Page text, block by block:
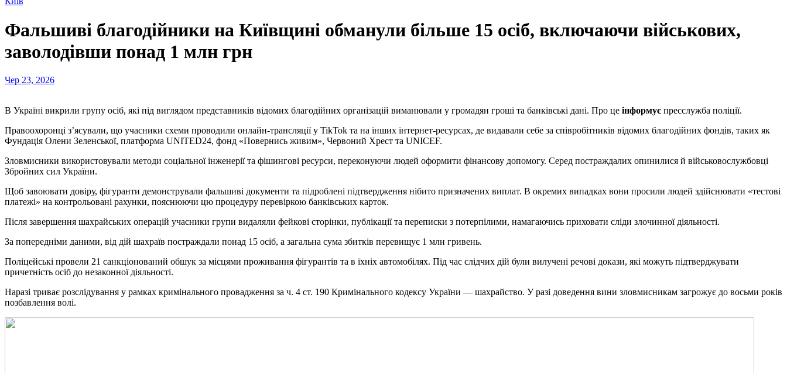
Фальшиві благодійники на Київщині обманули більше 15 осіб, включаючи військових,
заволодівши понад 1 млн грн
Чер 23, 2026
В Україні викрили групу осіб, які під виглядом представників відомих благодійних організацій виманювали у громадян гроші та банківські дані. Про це інформує пресслужба поліції.
Правоохоронці з’ясували, що учасники схеми проводили онлайн-трансляції у TikTok та на інших інтернет-ресурсах, де видавали себе за співробітників відомих благодійних фондів, таких як
Фундація Олени Зеленської, платформа UNITED24, фонд «Повернись живим», Червоний Хрест та UNICEF.
Зловмисники використовували методи соціальної інженерії та фішингові ресурси, переконуючи людей оформити фінансову допомогу. Серед постраждалих опинилися й військовослужбовці
Збройних сил України.
Щоб завоювати довіру, фігуранти демонстрували фальшиві документи та підроблені підтвердження нібито призначених виплат. В окремих випадках вони просили людей здійснювати «тестові
платежі» на контрольовані рахунки, пояснюючи цю процедуру перевіркою банківських карток.
Після завершення шахрайських операцій учасники групи видаляли фейкові сторінки, публікації та переписки з потерпілими, намагаючись приховати сліди злочинної діяльності.
За попередніми даними, від дій шахраїв постраждали понад 15 осіб, а загальна сума збитків перевищує 1 млн гривень.
Поліцейські провели 21 санкціонований обшук за місцями проживання фігурантів та в їхніх автомобілях. Під час слідчих дій були вилучені речові докази, які можуть підтверджувати
причетність осіб до незаконної діяльності.
Наразі триває розслідування у рамках кримінального провадження за ч. 4 ст. 190 Кримінального кодексу України — шахрайство. У разі доведення вини зловмисникам загрожує до восьми років
позбавлення волі.